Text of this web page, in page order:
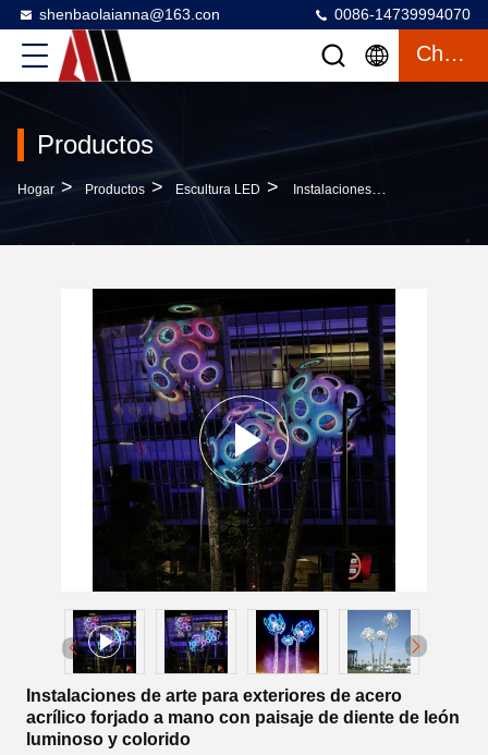
shenbaolaianna@163.con 0086-14739994070
Charlar
Productos
Hogar > Productos > Escultura LED > Instalaciones De Arte Para Exteriores De Acero Acrílico Forjado A Mano Con Paisaje De Diente De León Luminoso Y Colorido
Instalaciones de arte para exteriores de acero
acrílico forjado a mano con paisaje de diente de león
luminoso y colorido